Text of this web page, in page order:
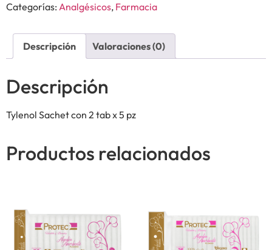
Categorías: Analgésicos, Farmacia
Descripción Valoraciones (0)
Descripción
Tylenol Sachet con 2 tab x 5 pz
Productos relacionados